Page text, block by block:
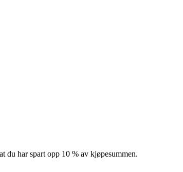
du har spart opp 10 % av kjøpesummen.